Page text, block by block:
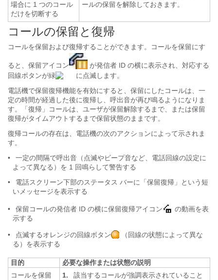
場合に 1 つのコール
だけを切断する
ールの保留を解除しておきます。
コールの保留と復帰
コールを保留および復帰することができます。コールを保留にす
ると、保留アイコン
が発信者 ID の横に表示され、対応する
回線ボタンが緑
に点滅します。
電話機で保留復帰機能を有効にすると、保留にしたコールは、一
定の時間が経過した後に復帰し、呼出音が再び鳴るようになりま
す。「復帰」コールは、ユーザが保留解除するまで、または保留
復帰がタイムアウトするまで保留状態のままです。
復帰コールの存在は、電話機の次のアクションによって示されま
す。
•
一定の間隔で呼出音（点滅やビープ音など、電話回線の設定に
よって異なる）を 1 回鳴らして警告する
•
電話スクリーン下部のステータス バーに「保留復帰」という短
いメッセージを表示する
• 保留コールの発信者 ID の横に保留復帰アイコン
の動画を表
示する
• 点滅するオレンジの回線ボタン
（回線の状態によって異な
る）を表示する
目的
必要な操作または状態の説明
コールを保留
1.
該当するコールが強調表示されていること